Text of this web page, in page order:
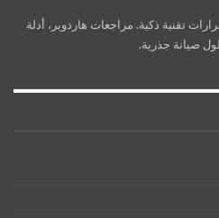
تقنية ذكية. مراجعات هاردوير، أدلة
صيانة جذرية.